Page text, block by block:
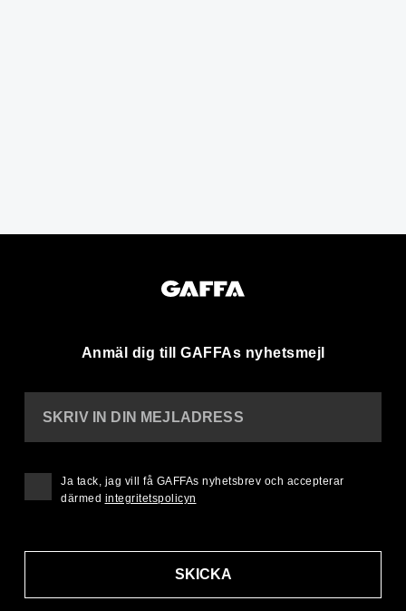
Anmäl dig till GAFFAs nyhetsmejl
SKRIV IN DIN MEJLADRESS
SKICKA
Ja tack, jag vill få GAFFAs nyhetsbrev och accepterar
därmed integritetspolicyn